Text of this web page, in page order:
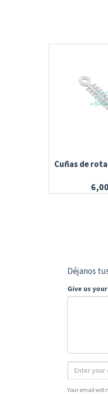
Cuñas de
Déjanos
Give us
Your email will